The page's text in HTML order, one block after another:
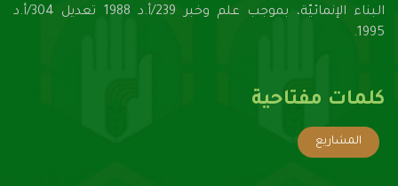
البناء الإنمائيّة، بموجب علم وخبر 239/أ.د 1988 تعديل 304/أ.د
1995.
كلمات مفتاحية
المشاريع